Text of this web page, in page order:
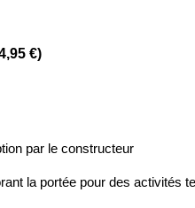
€)
par le constructeur
la portée pour des